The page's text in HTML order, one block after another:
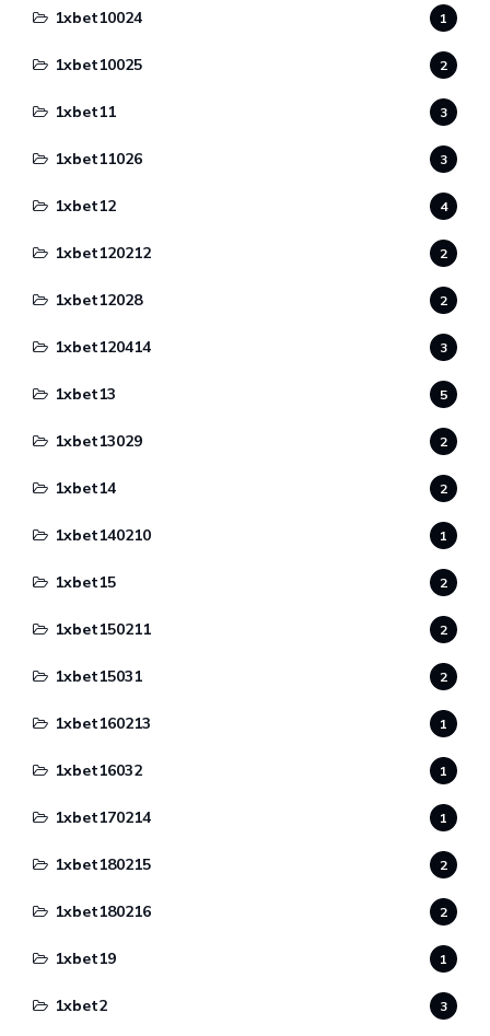
1xbet10024 1
1xbet10025 2
1xbet11 3
1xbet11026 3
1xbet12 4
1xbet120212 2
1xbet12028 2
1xbet120414 3
1xbet13 5
1xbet13029 2
1xbet14 2
1xbet140210 1
1xbet15 2
1xbet150211 2
1xbet15031 2
1xbet160213 1
1xbet16032 1
1xbet170214 1
1xbet180215 2
1xbet180216 2
1xbet19 1
1xbet2 3